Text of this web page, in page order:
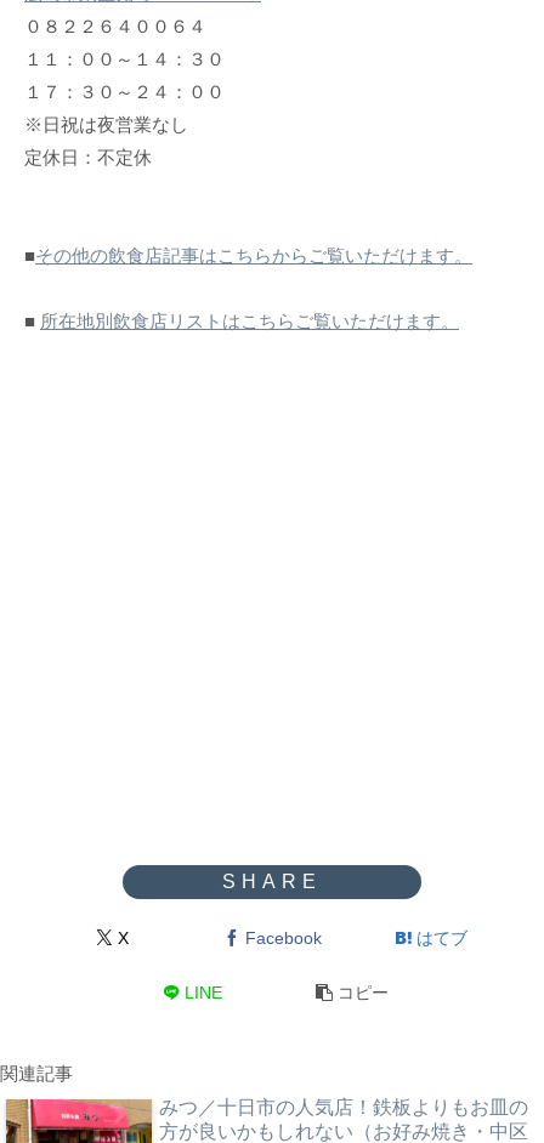
０８２２６４００６４
１１：００～１４：３０
１７：３０～２４：００
※日祝は夜営業なし
定休日：不定休
■その他の飲食店記事はこちらからご覧いただけます。
■ 所在地別飲食店リストはこちらご覧いただけます。
X Facebook はてブ
LINE コピー
関連記事
みつ／十日市の人気店！鉄板よりもお皿の
方が良いかもしれない（お好み焼き・中区